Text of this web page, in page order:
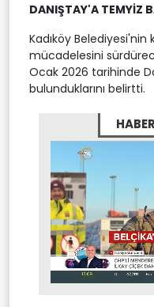
DANIŞTAY'A TEMYİZ
Kadıköy Belediyesi'nin
mücadelesini
Ocak 2026 tarihinde
bulunduklarını belirtti.
Mute Stream